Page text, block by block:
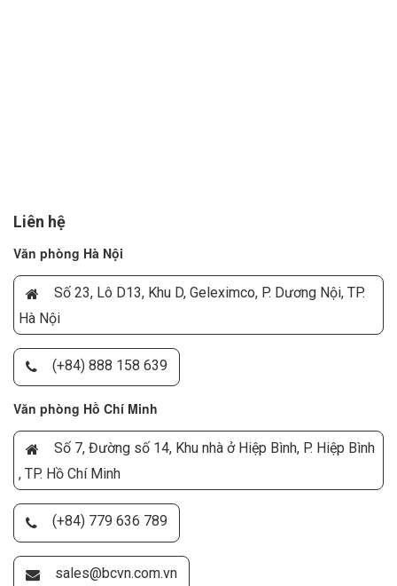
Liên hệ
Văn phòng Hà Nội
Số 23, Lô D13, Khu D, Geleximco, P. Dương Nội, TP.
Hà Nội
(+84) 888 158 639
Văn phòng Hồ Chí Minh
Số 7, Đường số 14, Khu nhà ở Hiệp Bình, P. Hiệp Bình
, TP. Hồ Chí Minh
(+84) 779 636 789
sales@bcvn.com.vn